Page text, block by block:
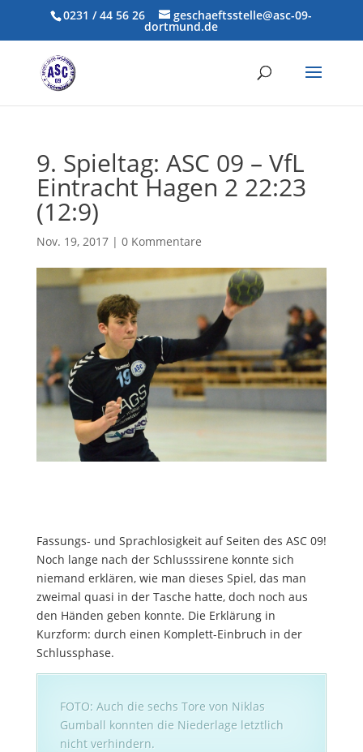
0231 / 44 56 26 geschaeftsstelle@asc-09-
dortmund.de
9. Spieltag: ASC 09 – VfL
Eintracht Hagen 2 22:23
(12:9)
Nov. 19, 2017| 0 Kommentare
Fassungs- und Sprachlosigkeit auf Seiten des ASC 09!
Noch lange nach der Schlusssirene konnte sich
niemand erklären, wie man dieses Spiel, das man
zweimal quasi in der Tasche hatte, doch noch aus
den Händen geben konnte. Die Erklärung in
Kurzform: durch einen Komplett-Einbruch in der
Schlussphase.
FOTO: Auch die sechs Tore von Niklas
Gumball konnten die Niederlage letztlich
nicht verhindern.